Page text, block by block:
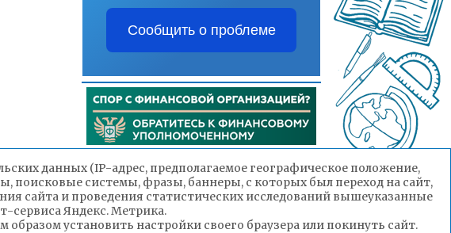
Сообщить о проблеме
данных (IP-адрес, предполагаемое географическое положение,
поисковые системы, фразы, баннеры, с которых был переход на сайт,
сайта и проведения статистических исследований вышеуказанные
сервиса Яндекс. Метрика.
установить настройки своего браузера или покинуть сайт.